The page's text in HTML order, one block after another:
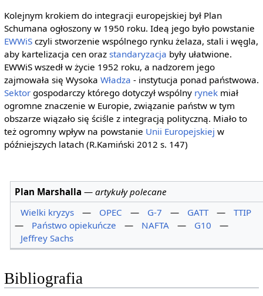
Kolejnym krokiem do integracji europejskiej był Plan
Schumana ogłoszony w 1950 roku. Ideą jego było powstanie
EWWiSczyli stworzenie wspólnego rynku żelaza, stali i węgla,
aby kartelizacja cen oraz standaryzacja były ułatwione.
EWWiS wszedł w życie 1952 roku, a nadzorem jego
zajmowała się Wysoka Władza - instytucja ponad państwowa.
Sektorgospodarczy którego dotyczył wspólny rynekmiał
ogromne znaczenie w Europie, związanie państw w tym
obszarze wiązało się ściśle z integracją polityczną. Miało to
też ogromny wpływ na powstanie Unii Europejskiej w
późniejszych latach (R.Kamiński 2012 s. 147)
Plan Marshalla —artykuły polecane
Wielki kryzys
— OPEC — G-7 — GATT —
TTIP
—
Państwo opiekuńcze — NAFTA — G10
—
Jeffrey Sachs
Bibliografia